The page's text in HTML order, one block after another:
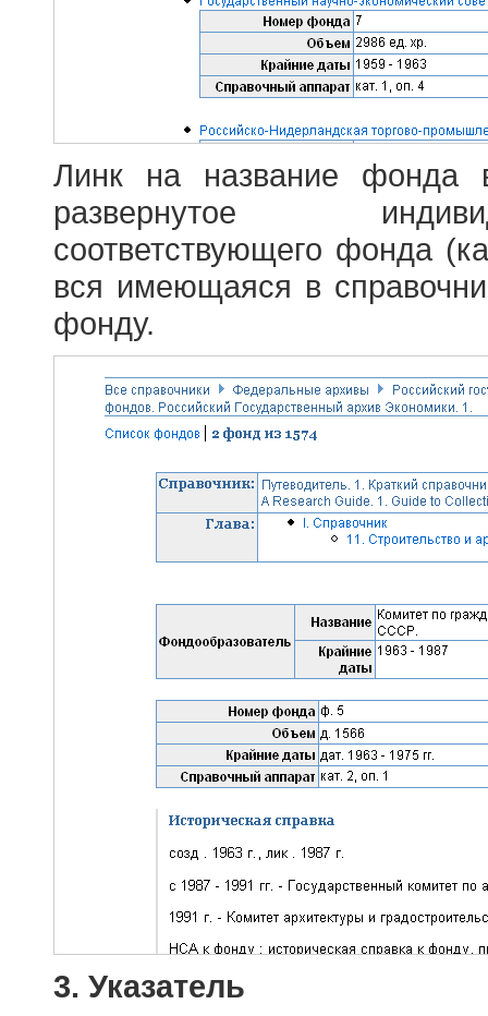
Линк на название фонда
развернутое
соответствующего фонда
вся имеющаяся в
фонду.
3. Указатель